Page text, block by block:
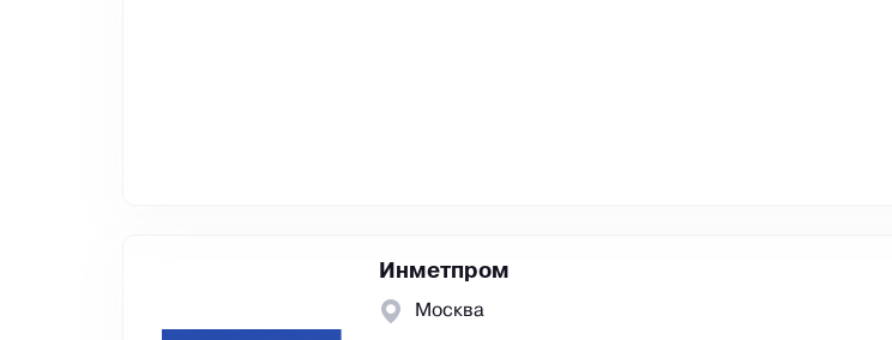
Инметпром
Москва